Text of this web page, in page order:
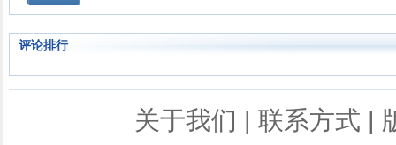
评论排行
关于我们 | 联系方式 |